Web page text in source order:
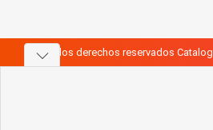
Todos los derechos reservados